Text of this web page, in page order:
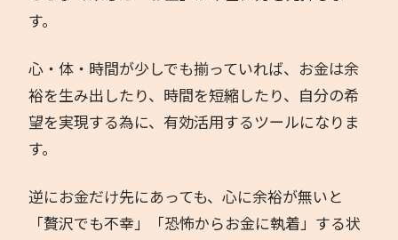
す。
心・体・時間が少しでも揃っていれば、お金は余
裕を生み出したり、時間を短縮したり、自分の希
望を実現する為に、有効活用するツールになりま
す。
逆にお金だけ先にあっても、心に余裕が無いと
「贅沢でも不幸」「恐怖からお金に執着」する状